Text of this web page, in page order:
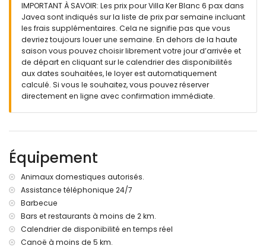
Extérieur de la villa
grand terrain clôturé
piscine privée mesurant 10m x 5m
jardin avec pelouse, gravier, arbres et mobilier de jardin
avec transats
3 terrasses, dont 2 couvertes
barbecue
coin salon extérieur et espace repas extérieur
rivière ou rive la plus proche : Méditerranée, Jávea (à moins
de 5 kilomètres de la villa)
plage la plus proche : La Grava, Jávea (à moins de 5
kilomètres de la villa)
port le plus proche : Aduanas del Mar (à moins de 3
kilomètres de la villa)
parc le plus proche : Montgó, Jávea (à moins de 3
kilomètres de la villa)
IMPORTANT À SAVOIR: Les prix pour Villa Ker Blanc 6 pax dans
Javea sont indiqués sur la liste de prix par semaine incluant
les frais supplémentaires. Cela ne signifie pas que vous
devriez toujours louer une semaine. En dehors de la haute
saison vous pouvez choisir librement votre jour d’arrivée et
de départ en cliquant sur le calendrier des disponibilités
aux dates souhaitées, le loyer est automatiquement
calculé. Si vous le souhaitez, vous pouvez réserver
directement en ligne avec confirmation immédiate.
Équipement
Animaux domestiques autorisés.
Assistance téléphonique 24/7
Barbecue
Bars et restaurants à moins de 2 km.
Calendrier de disponibilité en temps réel
Canoë à moins de 5 km.